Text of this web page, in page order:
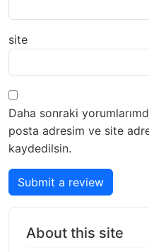
site
Daha sonraki
posta adresim ve site
kaydedilsin.
Submit a review
About this site